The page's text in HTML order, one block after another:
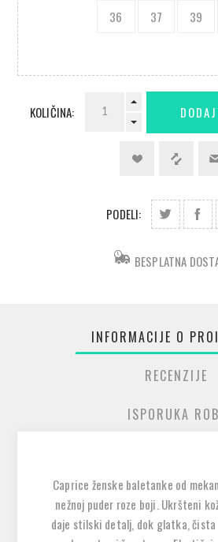
36 37 39
KOLIČINA:
PODELI:
BESPLATNA
INFORMACIJE O
RECENZIJE
ISPORUKA
Caprice ženske baletanke od
nežnoj puder roze boji. Ukršteni
daje stilski detalj, dok glatka, čista